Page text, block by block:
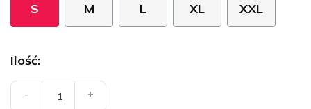
S M L XL XXL
Ilość:
- +